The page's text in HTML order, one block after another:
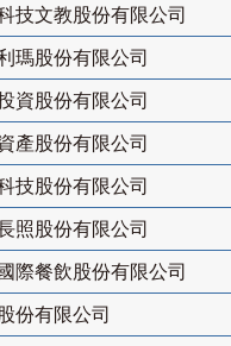
技文教股份有限公司
瑪股份有限公司
資股份有限公司
產股份有限公司
技股份有限公司
照股份有限公司
際餐飲股份有限公司
份有限公司